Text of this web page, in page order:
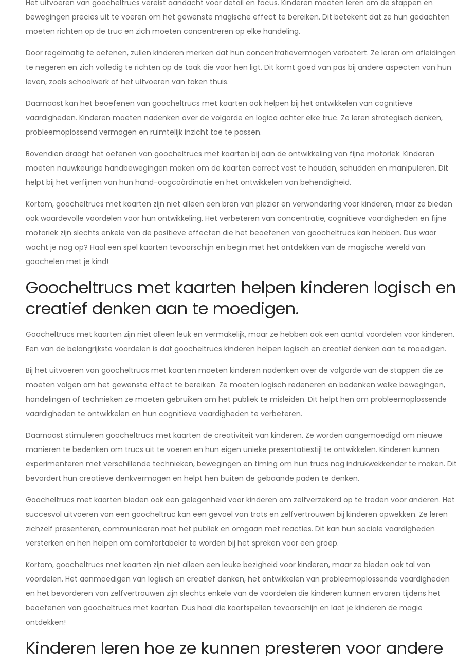
Het uitvoeren van goocheltrucs vereist aandacht voor detail en focus. Kinderen moeten leren om de stappen en
bewegingen precies uit te voeren om het gewenste magische effect te bereiken. Dit betekent dat ze hun gedachten
moeten richten op de truc en zich moeten concentreren op elke handeling.
Door regelmatig te oefenen, zullen kinderen merken dat hun concentratievermogen verbetert. Ze leren om afleidingen
te negeren en zich volledig te richten op de taak die voor hen ligt. Dit komt goed van pas bij andere aspecten van hun
leven, zoals schoolwerk of het uitvoeren van taken thuis.
Daarnaast kan het beoefenen van goocheltrucs met kaarten ook helpen bij het ontwikkelen van cognitieve
vaardigheden. Kinderen moeten nadenken over de volgorde en logica achter elke truc. Ze leren strategisch denken,
probleemoplossend vermogen en ruimtelijk inzicht toe te passen.
Bovendien draagt het oefenen van goocheltrucs met kaarten bij aan de ontwikkeling van fijne motoriek. Kinderen
moeten nauwkeurige handbewegingen maken om de kaarten correct vast te houden, schudden en manipuleren. Dit
helpt bij het verfijnen van hun hand-oogcoördinatie en het ontwikkelen van behendigheid.
Kortom, goocheltrucs met kaarten zijn niet alleen een bron van plezier en verwondering voor kinderen, maar ze bieden
ook waardevolle voordelen voor hun ontwikkeling. Het verbeteren van concentratie, cognitieve vaardigheden en fijne
motoriek zijn slechts enkele van de positieve effecten die het beoefenen van goocheltrucs kan hebben. Dus waar
wacht je nog op? Haal een spel kaarten tevoorschijn en begin met het ontdekken van de magische wereld van
goochelen met je kind!
Goocheltrucs met kaarten helpen kinderen logisch en
creatief denken aan te moedigen.
Goocheltrucs met kaarten zijn niet alleen leuk en vermakelijk, maar ze hebben ook een aantal voordelen voor kinderen.
Een van de belangrijkste voordelen is dat goocheltrucs kinderen helpen logisch en creatief denken aan te moedigen.
Bij het uitvoeren van goocheltrucs met kaarten moeten kinderen nadenken over de volgorde van de stappen die ze
moeten volgen om het gewenste effect te bereiken. Ze moeten logisch redeneren en bedenken welke bewegingen,
handelingen of technieken ze moeten gebruiken om het publiek te misleiden. Dit helpt hen om probleemoplossende
vaardigheden te ontwikkelen en hun cognitieve vaardigheden te verbeteren.
Daarnaast stimuleren goocheltrucs met kaarten de creativiteit van kinderen. Ze worden aangemoedigd om nieuwe
manieren te bedenken om trucs uit te voeren en hun eigen unieke presentatiestijl te ontwikkelen. Kinderen kunnen
experimenteren met verschillende technieken, bewegingen en timing om hun trucs nog indrukwekkender te maken. Dit
bevordert hun creatieve denkvermogen en helpt hen buiten de gebaande paden te denken.
Goocheltrucs met kaarten bieden ook een gelegenheid voor kinderen om zelfverzekerd op te treden voor anderen. Het
succesvol uitvoeren van een goocheltruc kan een gevoel van trots en zelfvertrouwen bij kinderen opwekken. Ze leren
zichzelf presenteren, communiceren met het publiek en omgaan met reacties. Dit kan hun sociale vaardigheden
versterken en hen helpen om comfortabeler te worden bij het spreken voor een groep.
Kortom, goocheltrucs met kaarten zijn niet alleen een leuke bezigheid voor kinderen, maar ze bieden ook tal van
voordelen. Het aanmoedigen van logisch en creatief denken, het ontwikkelen van probleemoplossende vaardigheden
en het bevorderen van zelfvertrouwen zijn slechts enkele van de voordelen die kinderen kunnen ervaren tijdens het
beoefenen van goocheltrucs met kaarten. Dus haal die kaartspellen tevoorschijn en laat je kinderen de magie
ontdekken!
Kinderen leren hoe ze kunnen presteren voor andere